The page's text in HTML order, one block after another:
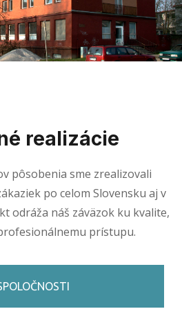
realizácie
pôsobenia sme zrealizovali
po celom Slovensku aj v
odráža náš záväzok ku kvalite,
prístupu.